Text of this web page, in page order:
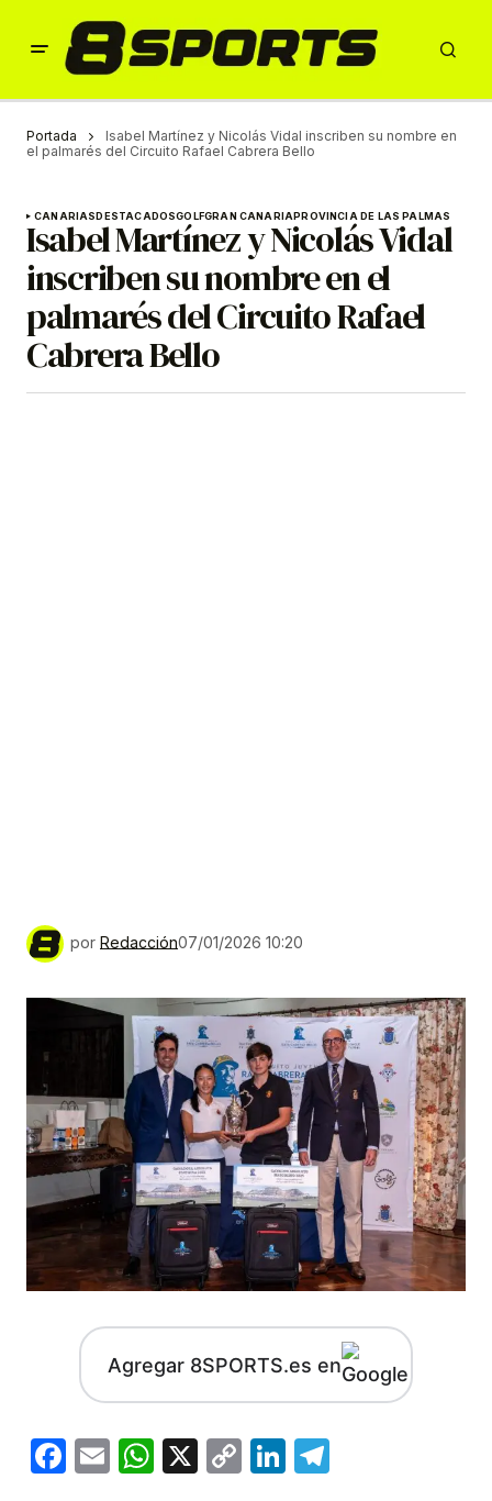
Portada
Isabel Martínez y Nicolás Vidal inscriben su nombre en
el palmarés del Circuito Rafael Cabrera Bello
CANARIASDESTACADOSGOLFGRAN CANARIAPROVINCIA DE LAS PALMAS
Isabel Martínez y Nicolás Vidal
inscriben su nombre en el
palmarés del Circuito Rafael
Cabrera Bello
por Redacción07/01/2026 10:20
Agregar 8SPORTS.es en
Facebook
EmailWhatsApp
X
CopyLinkedIn